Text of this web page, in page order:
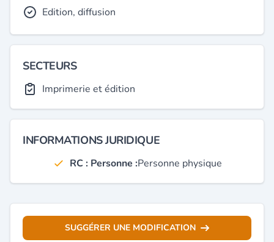
Edition, diffusion
SECTEURS
Imprimerie et édition
INFORMATIONS JURIDIQUE
RC : Personne :Personne physique
SUGGÉRER UNE MODIFICATION